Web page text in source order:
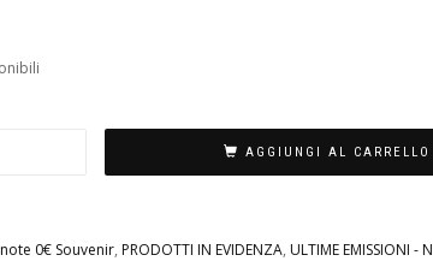
AGGIUNGI AL CARRELLO
0€ Souvenir, PRODOTTI IN EVIDENZA, ULTIME EMISSIONI -